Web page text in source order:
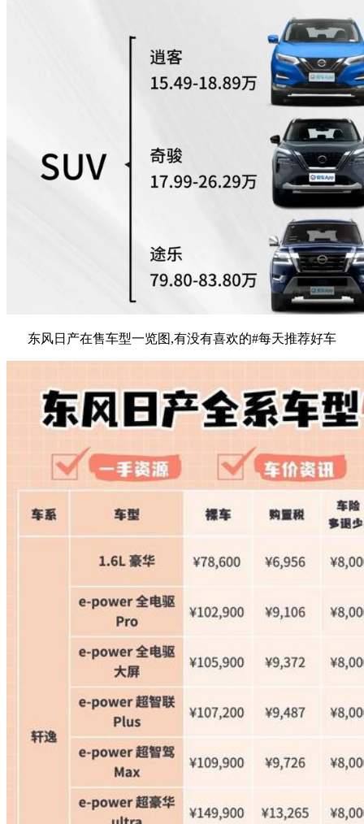
东风日产在售车型一览图,有没有喜欢的#每天推荐好车